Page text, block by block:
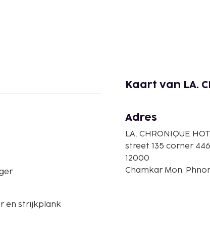
en strijkplank
Kaart van LA.
Adres
LA. CHRONIQUE
street 135 corner 446
12000
Chamkar Mon,